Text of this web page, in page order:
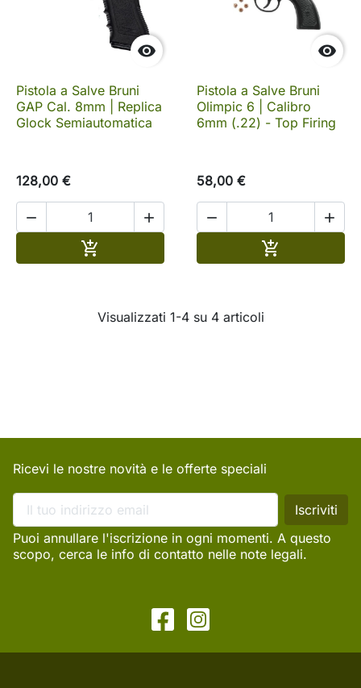

Pistola a Salve Bruni
GAP Cal. 8mm | Replica
Glock Semiautomatica
128,00 €
 


Pistola a Salve Bruni
Olimpic 6 | Calibro
6mm (.22) - Top Firing
58,00 €
 

Visualizzati 1-4 su 4 articoli
Ricevi le nostre novità e le offerte speciali
Puoi annullare l'iscrizione in ogni momenti. A questo
scopo, cerca le info di contatto nelle note legali.